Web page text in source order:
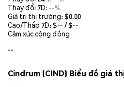
Thay đổi 7D: --%
Giá trị thị trường:$0.00
Cao/Thấp 7D: $-- / $--
Cảm xúc cộng đồng
--
Cindrum (CIND) Biểu đồ giá